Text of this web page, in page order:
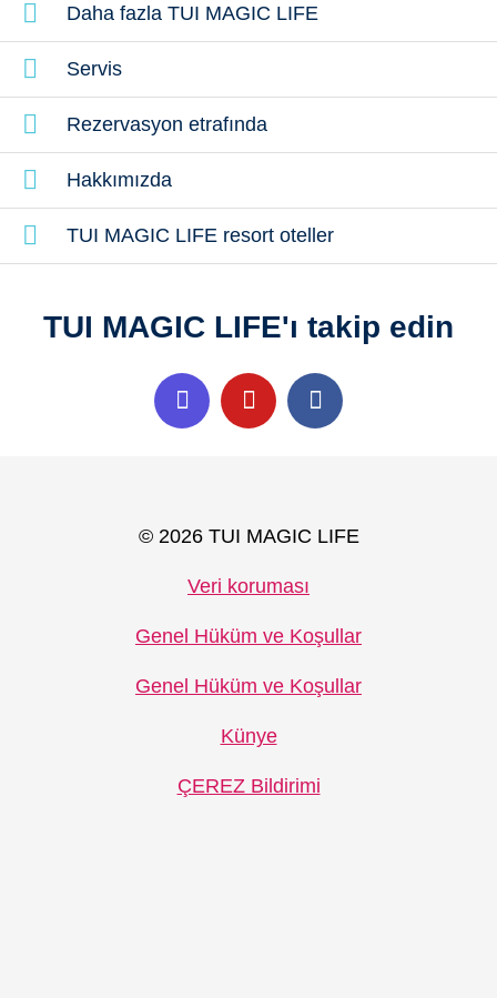
Yalnız seyahat edenler
Daha fazla TUI MAGIC LIFE
Servis
Rezervasyon etrafında
Hakkımızda
TUI MAGIC LIFE resort oteller
TUI MAGIC LIFE'ı takip edin
© 2026 TUI MAGIC LIFE
Veri koruması
Genel Hüküm ve Koşullar
Genel Hüküm ve Koşullar
Künye
ÇEREZ Bildirimi